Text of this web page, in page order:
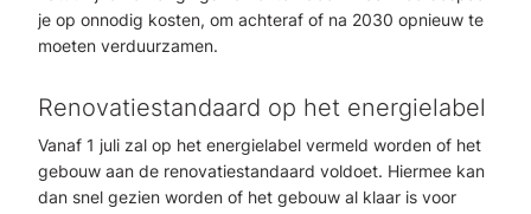
je op onnodig kosten, om achteraf of na 2030 opnieuw te
moeten verduurzamen.
Renovatiestandaard op het energielabel
Vanaf 1 juli zal op het energielabel vermeld worden of het
gebouw aan de renovatiestandaard voldoet. Hiermee kan
dan snel gezien worden of het gebouw al klaar is voor